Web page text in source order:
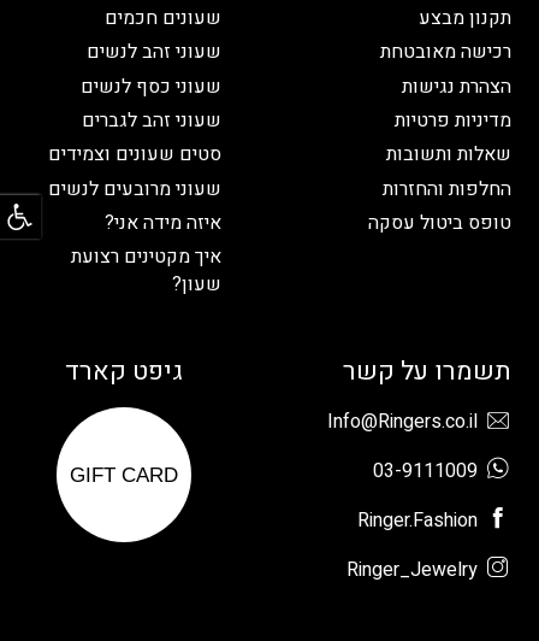
תקנון מבצע
רכישה מאובטחת
הצהרת נגישות
מדיניות פרטיות
שאלות ותשובות
החלפות והחזרות
טופס ביטול עסקה
שעונים חכמים
שעוני זהב לנשים
שעוני כסף לנשים
שעוני זהב לגברים
סטים שעונים וצמידים
שעוני מרובעים לנשים
איזה מידה אני?
איך מקטינים רצועת
שעון?
תשמרו על קשר
Info@Ringers.co.il
03-9111009
Ringer.Fashion
Ringer_Jewelry
גיפט קארד
GIFT CARD